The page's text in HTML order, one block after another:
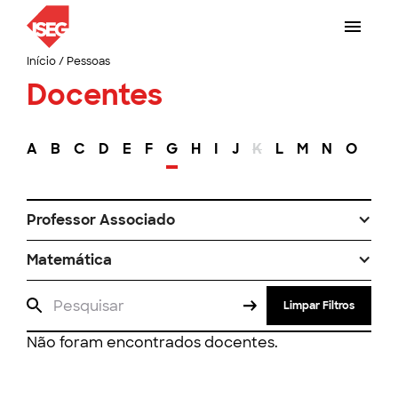
Início/ Pessoas
Docentes
A B C D E F G H I J K L M N O
Professor Associado
Matemática
Limpar Filtros
Não foram encontrados docentes.